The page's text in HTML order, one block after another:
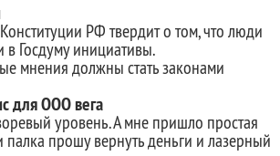
РФ твердит о том, что люди
в Госдуму инициативы.
мнения должны стать законами
для ООО вега
уровень. А мне пришло простая
палка прошу вернуть деньги и лазерный